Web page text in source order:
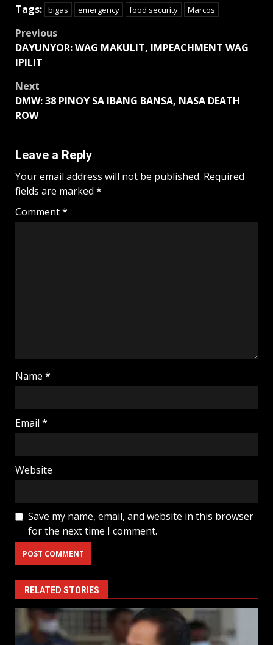
Tags: bigas emergency food security Marcos
Post
navigation
Previous
DAYUNYOR: WAG MAKULIT, IMPEACHMENT WAG
IPILIT
Next
DMW: 38 PINOY SA IBANG BANSA, NASA DEATH
ROW
Leave a Reply
Your email address will not be published. Required
fields are marked *
Comment*
Name *
Email *
Website
Save my name, email, and website in this browser
for the next time I comment.
RELATED STORIES